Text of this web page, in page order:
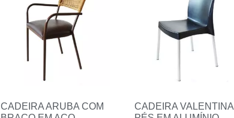
CADEIRA ARUBA COM
CADEIRA VALENTINA